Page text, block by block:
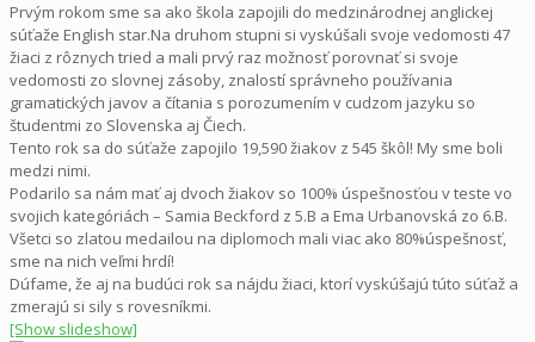
Prvým rokom sme sa ako škola zapojili do medzinárodnej anglickej
súťaže English star.Na druhom stupni si vyskúšali svoje vedomosti 47
žiaci z rôznych tried a mali prvý raz možnosť porovnať si svoje
vedomosti zo slovnej zásoby, znalostí správneho používania
gramatických javov a čítania s porozumením v cudzom jazyku so
študentmi zo Slovenska aj Čiech.
Tento rok sa do súťaže zapojilo 19,590 žiakov z 545 škôl! My sme boli
medzi nimi.
Podarilo sa nám mať aj dvoch žiakov so 100% úspešnosťou v teste vo
svojich kategóriách – Samia Beckford z 5.B a Ema Urbanovská zo 6.B.
Všetci so zlatou medailou na diplomoch mali viac ako 80%úspešnosť,
sme na nich veľmi hrdí!
Dúfame, že aj na budúci rok sa nájdu žiaci, ktorí vyskúšajú túto súťaž a
zmerajú si sily s rovesníkmi.
[Show slideshow]